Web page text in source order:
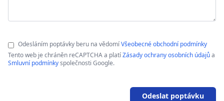
Odesláním poptávky beru na vědomíVšeobecné obchodní podmínky
Tento web je chráněn reCAPTCHA a platíZásady ochrany osobních údajůa
Smluvní podmínkyspolečnosti Google.
Odeslat poptávku